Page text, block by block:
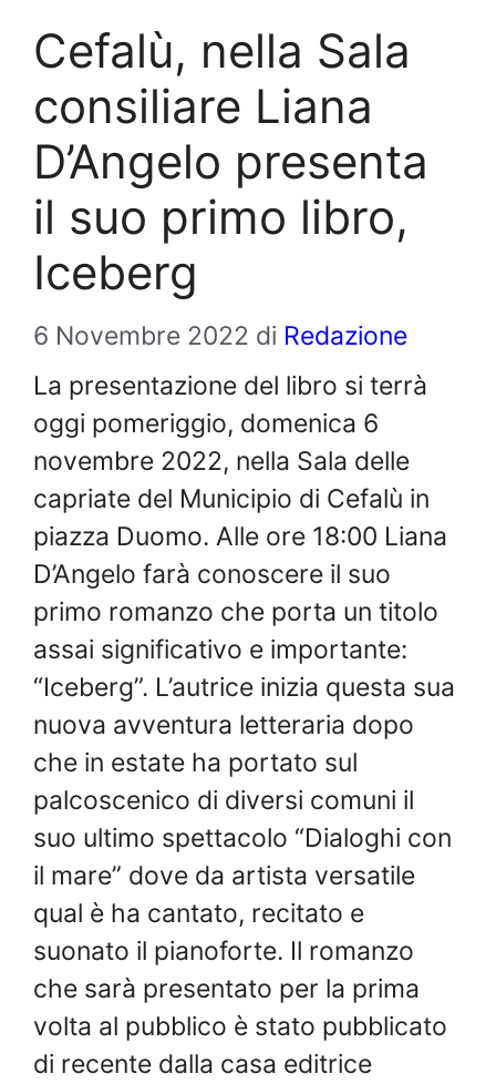
Cefalù, nella Sala
consiliare Liana
D’Angelo presenta
il suo primo libro,
Iceberg
6 Novembre 2022 di Redazione
La presentazione del libro si terrà
oggi pomeriggio, domenica 6
novembre 2022, nella Sala delle
capriate del Municipio di Cefalù in
piazza Duomo. Alle ore 18:00 Liana
D’Angelo farà conoscere il suo
primo romanzo che porta un titolo
assai significativo e importante:
“Iceberg”. L’autrice inizia questa sua
nuova avventura letteraria dopo
che in estate ha portato sul
palcoscenico di diversi comuni il
suo ultimo spettacolo “Dialoghi con
il mare” dove da artista versatile
qual è ha cantato, recitato e
suonato il pianoforte. Il romanzo
che sarà presentato per la prima
volta al pubblico è stato pubblicato
di recente dalla casa editrice